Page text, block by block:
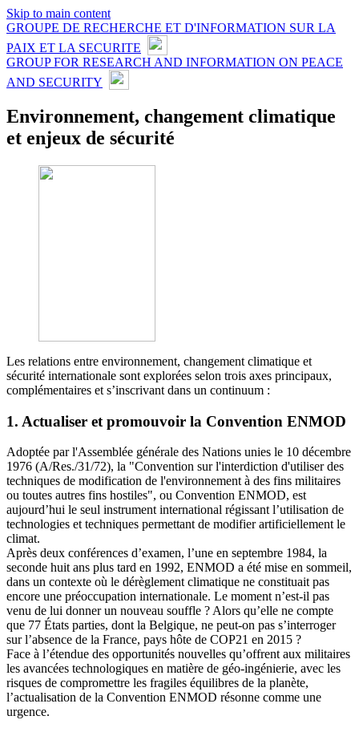
Skip to main content
GROUPE DE RECHERCHE ET D'INFORMATION SUR LA
PAIX ET LA SECURITE
GROUP FOR RESEARCH AND INFORMATION ON PEACE
AND SECURITY
Environnement, changement climatique
et enjeux de sécurité
Les relations entre environnement, changement climatique et
sécurité internationale sont explorées selon trois axes principaux,
complémentaires et s’inscrivant dans un continuum :
1. Actualiser et promouvoir la Convention ENMOD
Adoptée par l'Assemblée générale des Nations unies le 10 décembre
1976 (A/Res./31/72), la "Convention sur l'interdiction d'utiliser des
techniques de modification de l'environnement à des fins militaires
ou toutes autres fins hostiles", ou Convention ENMOD, est
aujourd’hui le seul instrument international régissant l’utilisation de
technologies et techniques permettant de modifier artificiellement le
climat.
Après deux conférences d’examen, l’une en septembre 1984, la
seconde huit ans plus tard en 1992, ENMOD a été mise en sommeil,
dans un contexte où le dérèglement climatique ne constituait pas
encore une préoccupation internationale. Le moment n’est-il pas
venu de lui donner un nouveau souffle ? Alors qu’elle ne compte
que 77 États parties, dont la Belgique, ne peut-on pas s’interroger
sur l’absence de la France, pays hôte de COP21 en 2015 ?
Face à l’étendue des opportunités nouvelles qu’offrent aux militaires
les avancées technologiques en matière de géo-ingénierie, avec les
risques de compromettre les fragiles équilibres de la planète,
l’actualisation de la Convention ENMOD résonne comme une
urgence.